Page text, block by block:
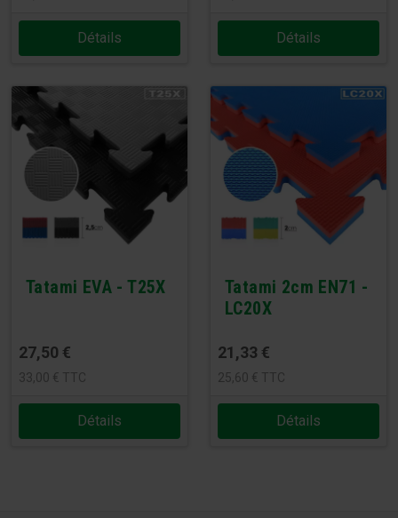
Détails Détails
Tatami EVA - T25X
27,50 €
33,00 € TTC
Détails
Tatami 2cm EN71 -
LC20X
21,33 €
25,60 € TTC
Détails